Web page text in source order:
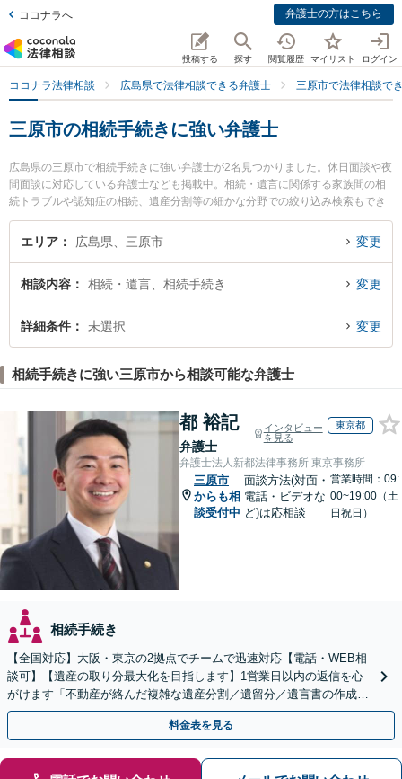
ココナラへ 弁護士の方はこちら
投稿する 探す 閲覧履歴 マイリスト ログイン
ココナラ法律相談 広島県で法律相談できる弁護士 三原市で法律相談で
三原市の相続手続きに強い弁護士
広島県の三原市で相続手続きに強い弁護士が2名見つかりました。休日面談や夜
間面談に対応している弁護士なども掲載中。相続・遺言に関係する家族間の相
続トラブルや認知症の相続、遺産分割等の細かな分野での絞り込み検索もでき
便利です。特にひだい法律事務所の干鯛 潤弁護士や山根法律会計事務所の山根
務弁護士のプロフィール情報や弁護士費用、強みなどが注目されています。
い』『初回相談無料で相続手続きを法律相談できる三原市内の弁護士に相談予
約したい』などでお困りの相談者さんにおすすめです。
エリア 広島県、三原市 変更
相談内容 相続・遺言、相続手続き 変更
詳細条件 未選択 変更
相続手続きに強い三原市から相談可能な弁護士
都 裕記
弁護士
インタビュー
を見る
東京都
弁護士法人新都法律事務所 東京事務所
三原市
からも相
談受付中
面談方法(対面・
電話・ビデオな
ど)は応相談
営業時間：09:
00~19:00（土
日祝日）
相続手続き
【全国対応】大阪・東京の2拠点でチームで迅速対応【電話・WEB相
談可】【遺産の取り分最大化を目指します】1営業日以内の返信を心
がけます「不動産が絡んだ複雑な遺産分割／遺留分／遺言書の作成・
執行／事業承継など、お任せください」【休日相談あり】
料金表を見る